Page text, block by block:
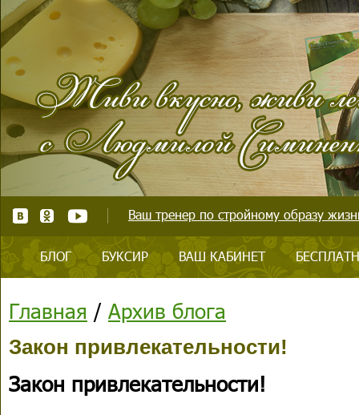
Ваш тренер по стройному образу
БЛОГ БУКСИР ВАШ КАБИНЕТ
Главная / Архив блога
Закон привлекательности!
Закон привлекательности!